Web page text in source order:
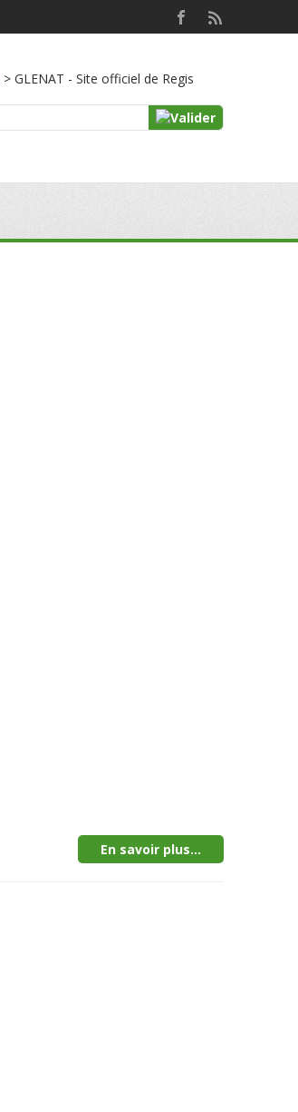
> GLENAT - Site officiel de Regis
En savoir plus...